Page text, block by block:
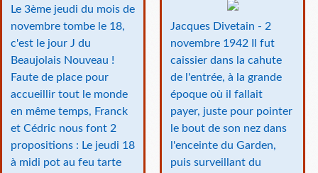
Le 3ème jeudi du mois de
novembre tombe le 18,
c'est le jour J du
Beaujolais Nouveau !
Faute de place pour
accueillir tout le monde
en même temps, Franck
et Cédric nous font 2
propositions : Le jeudi 18
à midi pot au feu tarte
Jacques Divetain - 2
novembre 1942 Il fut
caissier dans la cahute
de l'entrée, à la grande
époque où il fallait
payer, juste pour pointer
le bout de son nez dans
l'enceinte du Garden,
puis surveillant du